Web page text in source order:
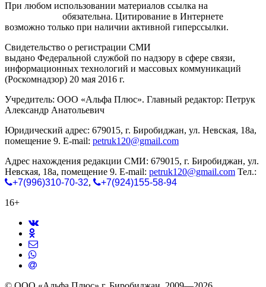
При любом использовании материалов ссылка на
обязательна. Цитирование в Интернете
возможно только при наличии активной гиперссылки.
Свидетельство о регистрации СМИ
выдано Федеральной службой по надзору в сфере связи,
информационных технологий и массовых коммуникаций
(Роскомнадзор) 20 мая 2016 г.
Учредитель: ООО «Альфа Плюс». Главный редактор: Петрук
Александр Анатольевич
Юридический адрес: 679015, г. Биробиджан, ул. Невская, 18а,
помещение 9. E-mail: petruk120@gmail.com
Адрес нахождения редакции СМИ: 679015, г. Биробиджан, ул.
Невская, 18а, помещение 9. E-mail: petruk120@gmail.com Тел.:
+7(996)310-70-32,
+7(924)155-58-94
16+